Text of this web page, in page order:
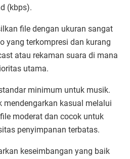
(kbps).
file dengan ukuran sangat
yang terkompresi dan kurang
atau rekaman suara di mana
utama.
minimum untuk musik.
mendengarkan kasual melalui
moderat dan cocok untuk
penyimpanan terbatas.
keseimbangan yang baik